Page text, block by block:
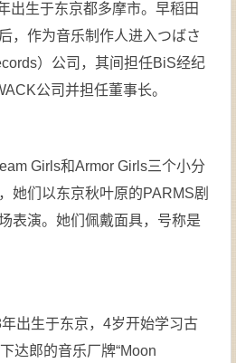
出生于东京都多摩市。早稻田
，作为音乐制作人进入つばさ
）公司，其间担任BiS经纪
公司并担任董事长。
Girls和Armor Girls三个小分
她们以东京秋叶原的PARMS剧
表演。她们佩戴面具，号称是
出生于东京，4岁开始学习古
达郎的音乐厂牌“Moon